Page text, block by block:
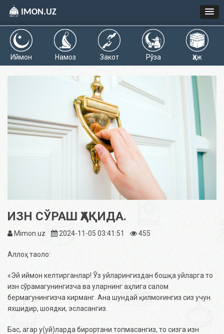
IMON.UZ
Иймон Намоз Закот Рўза Ҳаж
ИЗН СЎРАШ ҲАҚИДА.
Mimon.uz 2024-11-05 03:41:51 455
Аллоҳ таоло:
«Эй иймон келтирганлар! Ўз уйларингиздан бошқа уйларга то
изн сўрамагунингизча ва уларнинг аҳлига салом
бермагунингизча кирманг. Ана шундай қилмоғингиз сиз учун
яхшидир, шоядки, эсласангиз.
Бас, агар у(уй)ларда бирортани топмасангиз, то сизга изн